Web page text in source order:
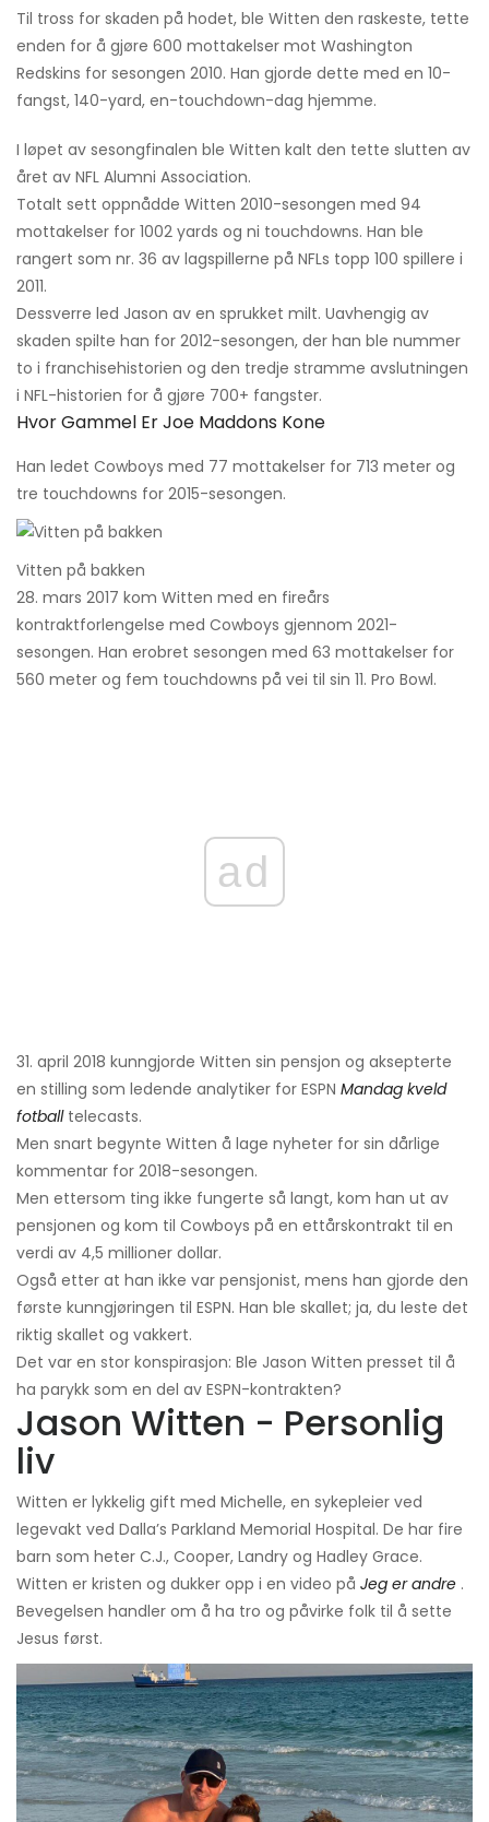
Til tross for skaden på hodet, ble Witten den raskeste, tette
enden for å gjøre 600 mottakelser mot Washington
Redskins for sesongen 2010. Han gjorde dette med en 10-
fangst, 140-yard, en-touchdown-dag hjemme.
I løpet av sesongfinalen ble Witten kalt den tette slutten av
året av NFL Alumni Association.
Totalt sett oppnådde Witten 2010-sesongen med 94
mottakelser for 1002 yards og ni touchdowns. Han ble
rangert som nr. 36 av lagspillerne på NFLs topp 100 spillere i
2011.
Dessverre led Jason av en sprukket milt. Uavhengig av
skaden spilte han for 2012-sesongen, der han ble nummer
to i franchisehistorien og den tredje stramme avslutningen
i NFL-historien for å gjøre 700+ fangster.
Hvor Gammel Er Joe Maddons Kone
Han ledet Cowboys med 77 mottakelser for 713 meter og
tre touchdowns for 2015-sesongen.
Vitten på bakken
28. mars 2017 kom Witten med en fireårs
kontraktforlengelse med Cowboys gjennom 2021-
sesongen. Han erobret sesongen med 63 mottakelser for
560 meter og fem touchdowns på vei til sin 11. Pro Bowl.
ad
31. april 2018 kunngjorde Witten sin pensjon og aksepterte
en stilling som ledende analytiker for ESPN Mandag kveld
fotball telecasts.
Men snart begynte Witten å lage nyheter for sin dårlige
kommentar for 2018-sesongen.
Men ettersom ting ikke fungerte så langt, kom han ut av
pensjonen og kom til Cowboys på en ettårskontrakt til en
verdi av 4,5 millioner dollar.
Også etter at han ikke var pensjonist, mens han gjorde den
første kunngjøringen til ESPN. Han ble skallet; ja, du leste det
riktig skallet og vakkert.
Det var en stor konspirasjon: Ble Jason Witten presset til å
ha parykk som en del av ESPN-kontrakten?
Jason Witten - Personlig
liv
Witten er lykkelig gift med Michelle, en sykepleier ved
legevakt ved Dalla’s Parkland Memorial Hospital. De har fire
barn som heter C.J., Cooper, Landry og Hadley Grace.
Witten er kristen og dukker opp i en video på Jeg er andre .
Bevegelsen handler om å ha tro og påvirke folk til å sette
Jesus først.